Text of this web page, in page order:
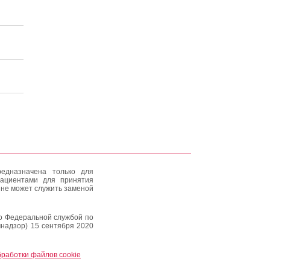
только для
для принятия
может служить заменой
Федеральной службой по
15 сентября 2020
файлов cookie